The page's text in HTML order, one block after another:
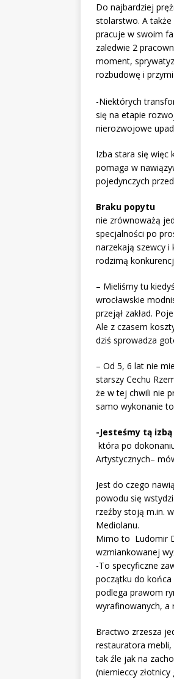
Do najbardziej
stolarstwo. A także
pracuje w swoim
zaledwie 2
moment,
rozbudowę i
-Niektórych
się na etapie
nierozwojowe
Izba stara się więc
pomaga w
pojedynczych
Braku popytu
nie zrównoważą
specjalności po
narzekają szewcy i
rodzimą
– Mieliśmy tu
wrocławskie
przejął zakład.
Ale z czasem
dziś sprowadza
– Od 5, 6 lat nie
starszy Cechu
że w tej chwili nie
samo wykonanie
-Jesteśmy tą izbą
która po
Artystycznych–
Jest do czego
powodu się
rzeźby stoją m.in.
Mediolanu.
Mimo to Ludomir
wzmiankowanej
-To specyficzne
początku do końca
podlega prawom
wyrafinowanych, a
Bractwo zrzesza
restauratora mebli,
tak źle jak na
(niemieccy